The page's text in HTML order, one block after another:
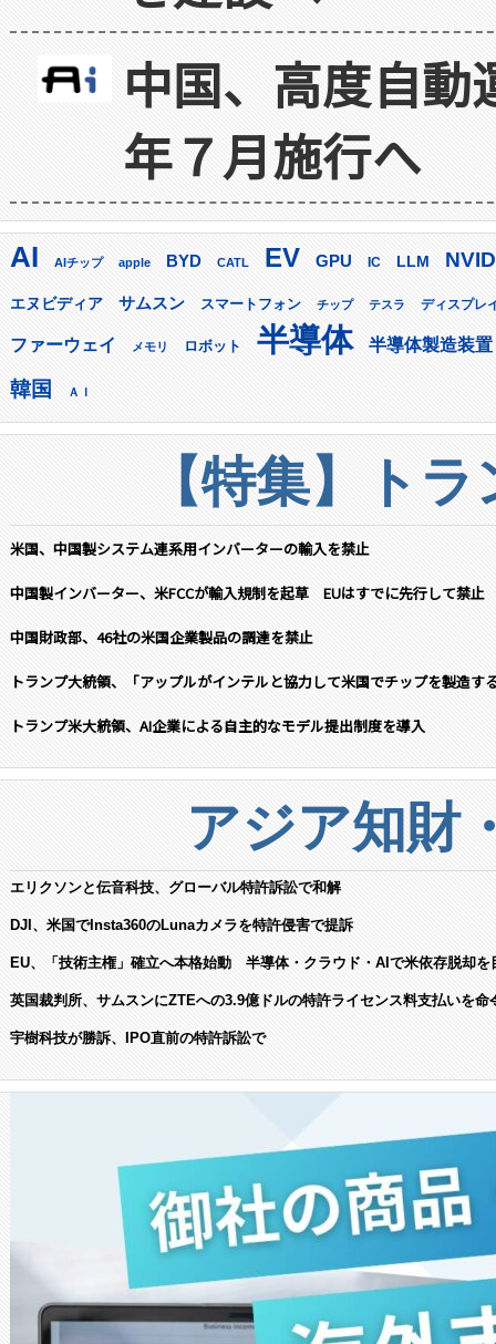
中国、高度自
年７月施行へ
AI AIチップ apple BYD CATL EV GPU IC LLM
エヌビディア サムスン スマートフォン チップ テスラ ディスプレ
ファーウェイ メモリ ロボット 半導体 半導体製造装置
韓国 ＡＩ
【特集】ト
米国、中国製システム連系用インバーターの輸入を禁止
中国製インバーター、米FCCが輸入規制を起草 EUはすでに先行して禁止
中国財政部、46社の米国企業製品の調達を禁止
トランプ大統領、「アップルがインテルと協力して米国でチップを製造す
トランプ米大統領、AI企業による自主的なモデル提出制度を導入
アジア知財
エリクソンと伝音科技、グローバル特許訴訟で和解
DJI、米国でInsta360のLunaカメラを特許侵害で提訴
EU、「技術主権」確立へ本格始動 半導体・クラウド・AIで米依存脱却を
英国裁判所、サムスンにZTEへの3.9億ドルの特許ライセンス料支払いを命
宇樹科技が勝訴、IPO直前の特許訴訟で